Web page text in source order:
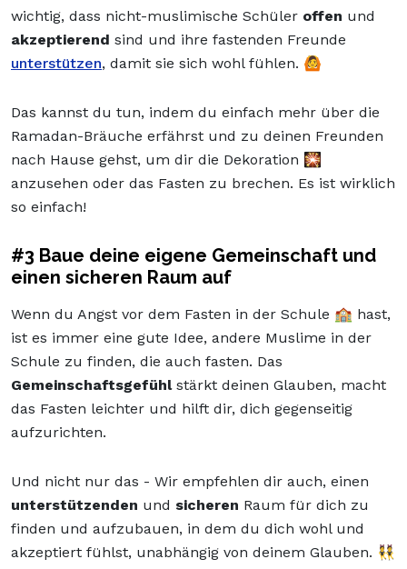
wichtig, dass nicht-muslimische Schüler offen und
akzeptierend sind und ihre fastenden Freunde
unterstützen, damit sie sich wohl fühlen. 🙆
Das kannst du tun, indem du einfach mehr über die
Ramadan-Bräuche erfährst und zu deinen Freunden
nach Hause gehst, um dir die Dekoration 🎇
anzusehen oder das Fasten zu brechen. Es ist wirklich
so einfach!
#3 Baue deine eigene Gemeinschaft und
einen sicheren Raum auf
Wenn du Angst vor dem Fasten in der Schule 🏫 hast,
ist es immer eine gute Idee, andere Muslime in der
Schule zu finden, die auch fasten. Das
Gemeinschaftsgefühlstärkt deinen Glauben, macht
das Fasten leichter und hilft dir, dich gegenseitig
aufzurichten.
Und nicht nur das - Wir empfehlen dir auch, einen
unterstützenden und sicheren Raum für dich zu
finden und aufzubauen, in dem du dich wohl und
akzeptiert fühlst, unabhängig von deinem Glauben. 👯